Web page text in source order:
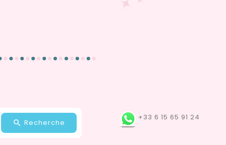
+33 6 15 65 91 24
Recherche